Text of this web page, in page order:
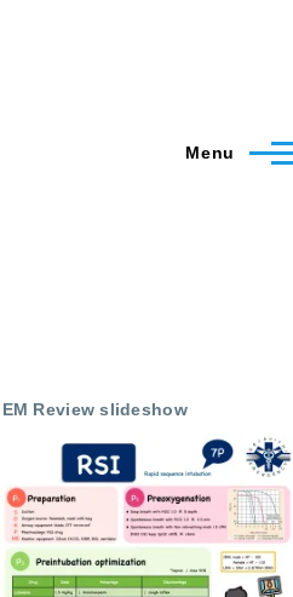
Menu
EM Review slideshow